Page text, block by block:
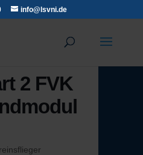
info@lsvni.de
2 FVK